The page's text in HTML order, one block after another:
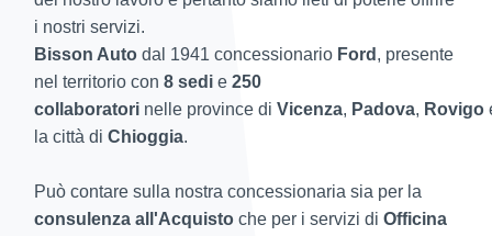
i nostri servizi.
Bisson Auto dal 1941 concessionario Ford , presente
nel territorio con 8 sedi e 250
collaboratori nelle province di Vicenza, Padova, Rovigo
la città di Chioggia.
Può contare sulla nostra concessionaria sia per la
consulenza all'Acquisto che per i servizi di Officina